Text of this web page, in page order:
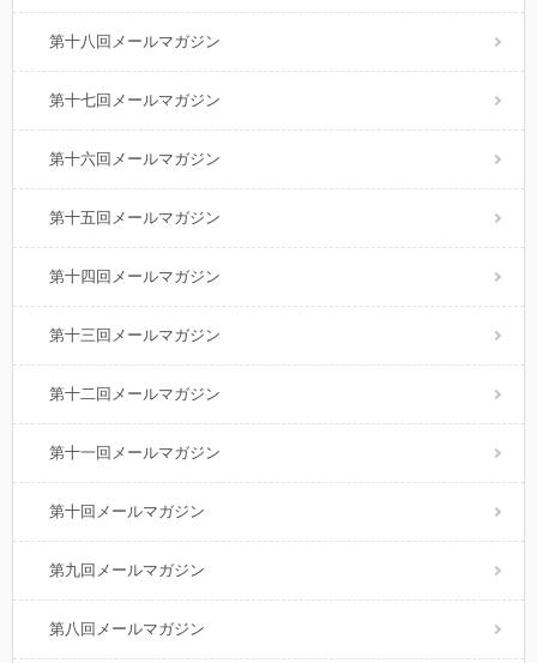
第十八回メールマガジン
第十七回メールマガジン
第十六回メールマガジン
第十五回メールマガジン
第十四回メールマガジン
第十三回メールマガジン
第十二回メールマガジン
第十一回メールマガジン
第十回メールマガジン
第九回メールマガジン
第八回メールマガジン